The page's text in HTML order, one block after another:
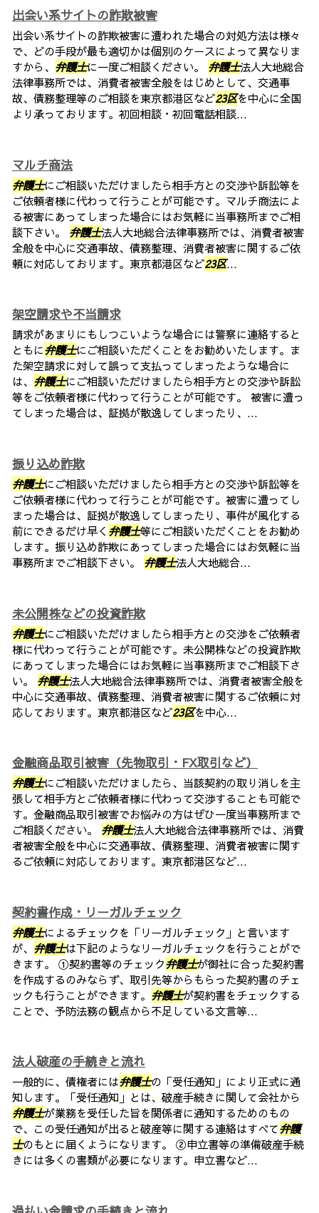
出会い系サイトの詐欺被害
出会い系サイトの詐欺被害に遭われた場合の対処方法は様々
で、どの手段が最も適切かは個別のケースによって異なりま
すから、 弁護士に一度ご相談ください。 弁護士法人大地総合
法律事務所では、消費者被害全般をはじめとして、交通事
故、債務整理等のご相談を東京都港区など23区を中心に全国
より承っております。初回相談・初回電話相談...
マルチ商法
弁護士にご相談いただけましたら相手方との交渉や訴訟等を
ご依頼者様に代わって行うことが可能です。マルチ商法によ
る被害にあってしまった場合にはお気軽に当事務所までご相
談下さい。 弁護士法人大地総合法律事務所では、消費者被害
全般を中心に交通事故、債務整理、消費者被害に関するご依
頼に対応しております。東京都港区など23区...
架空請求や不当請求
請求があまりにもしつこいような場合には警察に連絡すると
ともに弁護士にご相談いただくことをお勧めいたします。ま
た架空請求に対して誤って支払ってしまったような場合に
は、 弁護士にご相談いただけましたら相手方との交渉や訴訟
等をご依頼者様に代わって行うことが可能です。 被害に遭っ
てしまった場合は、証拠が散逸してしまったり、...
振り込め詐欺
弁護士にご相談いただけましたら相手方との交渉や訴訟等を
ご依頼者様に代わって行うことが可能です。被害に遭ってし
まった場合は、証拠が散逸してしまったり、事件が風化する
前にできるだけ早く 弁護士等にご相談いただくことをお勧め
します。振り込め詐欺にあってしまった場合にはお気軽に当
事務所までご相談下さい。 弁護士法人大地総合...
未公開株などの投資詐欺
弁護士にご相談いただけましたら相手方との交渉をご依頼者
様に代わって行うことが可能です。未公開株などの投資詐欺
にあってしまった場合にはお気軽に当事務所までご相談下さ
い。 弁護士法人大地総合法律事務所では、消費者被害全般を
中心に交通事故、債務整理、消費者被害に関するご依頼に対
応しております。東京都港区など23区を中心...
金融商品取引被害（先物取引・FX取引など）
弁護士にご相談いただけましたら、当該契約の取り消しを主
張して相手方とご依頼者様に代わって交渉することも可能で
す。金融商品取引被害でお悩みの方はぜひ一度当事務所まで
ご相談ください。 弁護士法人大地総合法律事務所では、消費
者被害全般を中心に交通事故、債務整理、消費者被害に関す
るご依頼に対応しております。東京都港区など...
契約書作成・リーガルチェック
弁護士によるチェックを「リーガルチェック」と言います
が、 弁護士は下記のようなリーガルチェックを行うことがで
きます。 ①契約書等のチェック弁護士が御社に合った契約書
を作成するのみならず、取引先等からもらった契約書のチェ
ックも行うことができます。 弁護士が契約書をチェックする
ことで、予防法務の観点から不足している文言等...
法人破産の手続きと流れ
一般的に、債権者には弁護士の「受任通知」により正式に通
知します。「受任通知」とは、破産手続きに関して会社から
弁護士が業務を受任した旨を関係者に通知するためのもの
で、この受任通知が出ると破産等に関する連絡はすべて弁護
士のもとに届くようになります。 ②申立書等の準備破産手続
きには多くの書類が必要になります。申立書など...